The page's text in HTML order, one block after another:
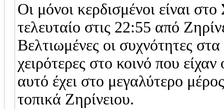
Οι μόνοι κερδισμένοι είναι
τελευταίο στις 22:55 από
Βελτιωμένες οι συχνότητες
χειρότερες στο κοινό που
αυτό έχει στο μεγαλύτερο
τοπικά Ζηρίνειου.